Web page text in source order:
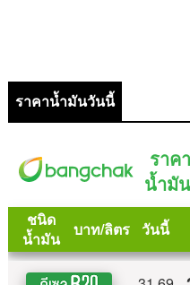
ราคาน้ำมันวันนี้